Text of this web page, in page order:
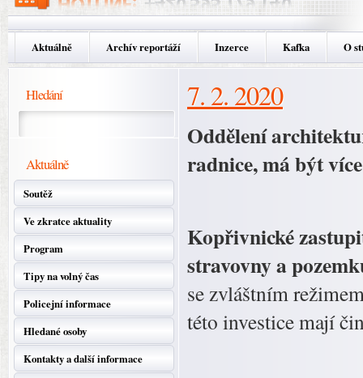
Aktuálně Archív reportáží Inzerce Kafka O
Hledání
Aktuálně
Soutěž
Ve zkratce aktuality
Program
Tipy na volný čas
Policejní informace
Hledané osoby
Kontakty a další informace
7. 2. 2020
Oddělení
radnice, má být
Kopřivnické
stravovny a
se zvláštním
této investice mají